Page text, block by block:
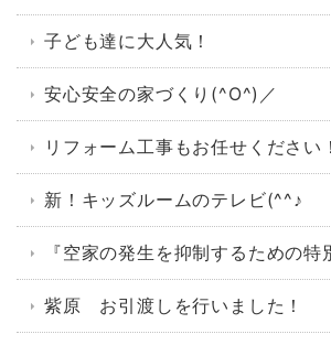
子ども達に大人気！
安心安全の家づくり(^O^)／
リフォーム工事もお任せください！
新！キッズルームのテレビ(^^♪
『空家の発生を抑制するための特
紫原 お引渡しを行いました！